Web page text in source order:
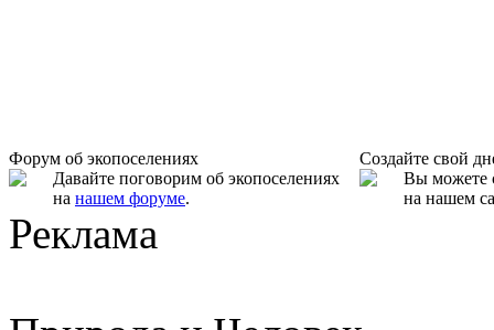
Форум об экопоселениях
Давайте поговорим об экопоселениях
на нашем форуме.
Создайте свой
Вы можете
на нашем
Реклама